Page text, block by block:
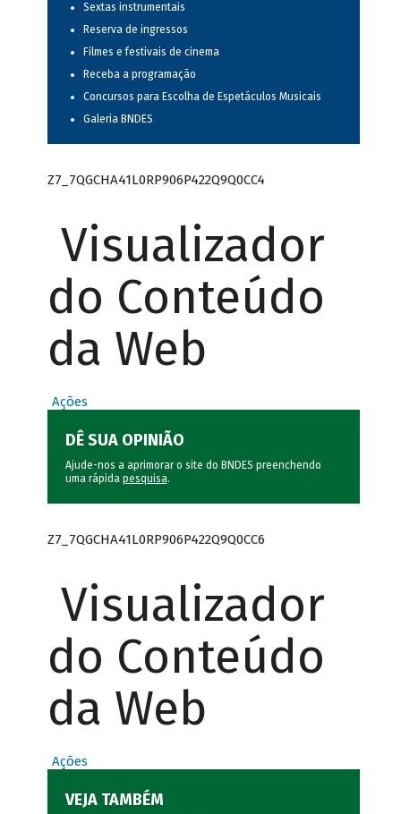
Sextas instrumentais
Reserva de ingressos
Filmes e festivais de cinema
Receba a programação
Concursos para Escolha de Espetáculos Musicais
Galeria BNDES
Z7_7QGCHA41L0RP906P422Q9Q0CC4
Visualizador
do Conteúdo
da Web
Ações
DÊ SUA OPINIÃO
Ajude-nos a aprimorar o site do BNDES preenchendo
uma rápida pesquisa.
Z7_7QGCHA41L0RP906P422Q9Q0CC6
Visualizador
do Conteúdo
da Web
Ações
VEJA TAMBÉM